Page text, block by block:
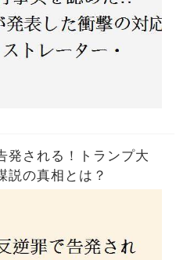
発される！トランプ大
説の真相とは？